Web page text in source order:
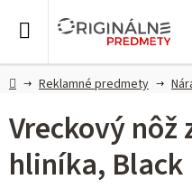
DomovReklamné predmety
Vreckový nôž
hliníka, Black